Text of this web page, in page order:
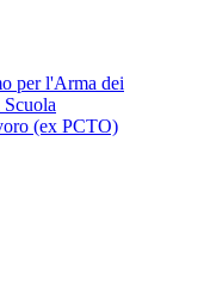
per l'Arma dei
(ex PCTO)